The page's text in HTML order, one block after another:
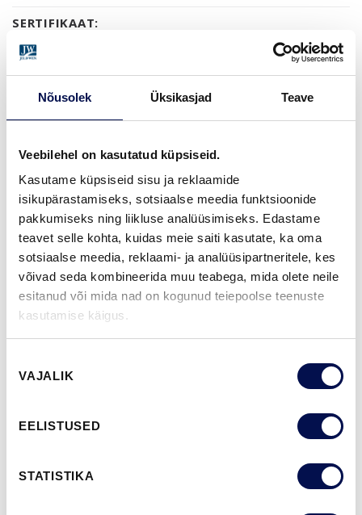
Nõusolek Üksikasjad Teave
Veebilehel on kasutatud küpsiseid.
Kasutame küpsiseid sisu ja reklaamide
isikupärastamiseks, sotsiaalse meedia funktsioonide
pakkumiseks ning liikluse analüüsimiseks. Edastame
teavet selle kohta, kuidas meie saiti kasutate, ka oma
sotsiaalse meedia, reklaami- ja analüüsipartneritele, kes
võivad seda kombineerida muu teabega, mida olete neile
esitanud või mida nad on kogunud teiepoolse teenuste
kasutamise käigus.
valik
VAJALIK
EELISTUSED
STATISTIKA
SERTIFIKAAT:
GARANTII:
2-AASTANE TOOTEGARANTII
VIIMISTLUS (6)
NCS S0502-YNCS S0500-NNCS S1502-G50Y
NCS S5500-N
MÕÕDUD
VAATA
Võta meiega
ühendust